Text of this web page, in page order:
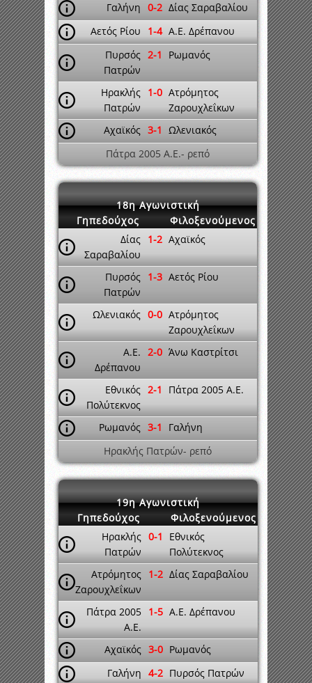
Γαλήνη 0-2 Δίας Σαραβαλίου
Αετός Ρίου
1-4 A.E. Δρέπανου
Πυρσός
Πατρών
2-1 Ρωμανός
Ηρακλής
Πατρών
1-0 Ατρόμητος
Ζαρουχλεΐκων
Αχαϊκός 3-1 Ωλενιακός
Πάτρα 2005 A.E.- ρεπό
18η Αγωνιστική
Γηπεδούχος
Φιλοξενούμενος
Δίας
Σαραβαλίου
1-2 Αχαϊκός
Πυρσός
Πατρών
1-3 Αετός Ρίου
Ωλενιακός 0-0 Ατρόμητος
Ζαρουχλεΐκων
A.E.
Δρέπανου
2-0 Άνω Καστρίτσι
Εθνικός
Πολύτεκνος
2-1 Πάτρα 2005 A.E.
Ρωμανός 3-1
Γαλήνη
Ηρακλής Πατρών- ρεπό
19η Αγωνιστική
Γηπεδούχος
Φιλοξενούμενος
Ηρακλής
Πατρών
0-1
Εθνικός
Πολύτεκνος
Ατρόμητος
Ζαρουχλεΐκων
1-2 Δίας Σαραβαλίου
Πάτρα 2005
A.E.
1-5 A.E. Δρέπανου
Αχαϊκός 3-0 Ρωμανός
Γαλήνη 4-2 Πυρσός Πατρών